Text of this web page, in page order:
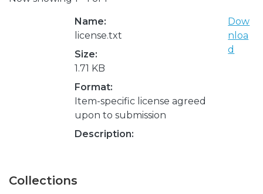
Name:
license.txt
Size:
1.71 KB
Format:
Item-specific license agreed
upon to submission
Description:
Dow
nloa
d
Collections